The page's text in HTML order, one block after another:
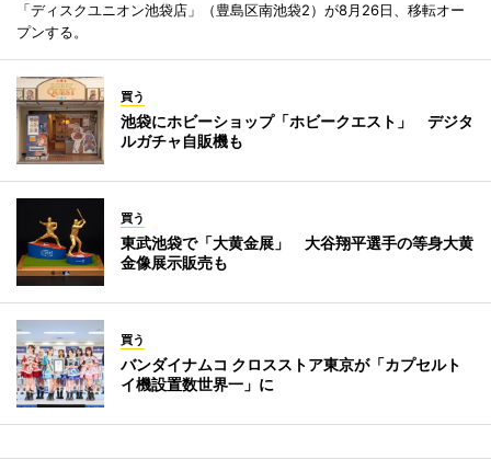
「ディスクユニオン池袋店」（豊島区南池袋2）が8月26日、移転オー
プンする。
買う
池袋にホビーショップ「ホビークエスト」 デジタ
ルガチャ自販機も
買う
東武池袋で「大黄金展」 大谷翔平選手の等身大黄
金像展示販売も
買う
バンダイナムコ クロスストア東京が「カプセルト
イ機設置数世界一」に